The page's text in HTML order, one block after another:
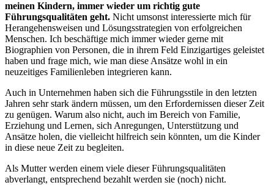
meinen Kindern, immer wieder um richtig gute
Führungsqualitäten geht. Nicht umsonst interessierte mich für
Herangehensweisen und Lösungsstrategien von erfolgreichen
Menschen. Ich beschäftige mich immer wieder gerne mit
Biographien von Personen, die in ihrem Feld Einzigartiges geleistet
haben und frage mich, wie man diese Ansätze wohl in ein
neuzeitiges Familienleben integrieren kann.
Auch in Unternehmen haben sich die Führungsstile in den letzten
Jahren sehr stark ändern müssen, um den Erfordernissen dieser Zeit
zu genügen. Warum also nicht, auch im Bereich von Familie,
Erziehung und Lernen, sich Anregungen, Unterstützung und
Ansätze holen, die vielleicht hilfreich sein könnten, um die Kinder
in diese neue Zeit zu begleiten.
Als Mutter werden einem viele dieser Führungsqualitäten
abverlangt, entsprechend bezahlt werden sie (noch) nicht.